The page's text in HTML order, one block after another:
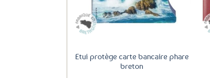
Etui protège carte bancaire phare
breton